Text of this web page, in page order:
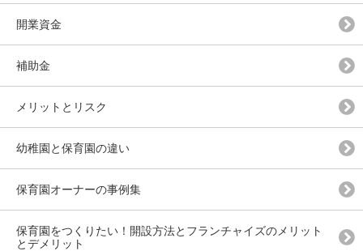
開業資金
補助金
メリットとリスク
幼稚園と保育園の違い
保育園オーナーの事例集
保育園をつくりたい！開設方法とフランチャイズのメリット
とデメリット